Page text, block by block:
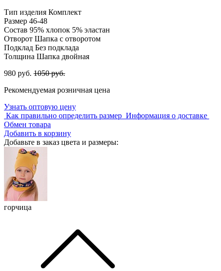
Тип изделия Комплект
Размер 46-48
Состав 95% хлопок 5% эластан
Отворот Шапка с отворотом
Подклад Без подклада
Толщина Шапка двойная
980 руб. 1050 руб.
Рекомендуемая розничная цена
Узнать оптовую цену
Как правильно определить размер Информация о доставке
Обмен товара
Добавить в корзину
Добавьте в заказ цвета и размеры:
горчица